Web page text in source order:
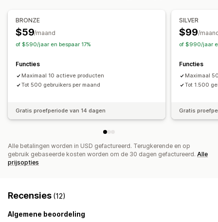
Tekst Kleur
BRONZE
$59/maand
of $590/jaar en bespaar 17%
Functies
Maximaal 10 actieve producten
Tot 500 gebruikers per maand
Gratis proefperiode van 14 dagen
SILVER
$99/
of $990/jaar
Functies
Maximaal
Tot 1.500
Gratis
Alle betalingen worden in USD gefactureerd. Terugkerende en op
gebruik gebaseerde kosten worden om de 30 dagen gefactureerd. Alle
prijsopties
Recensies (12)
Algemene beoordeling